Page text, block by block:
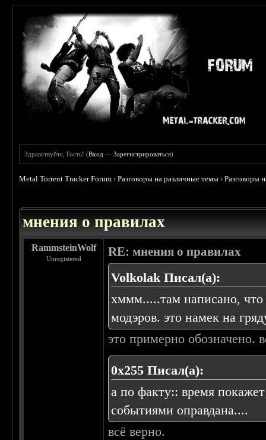
Здравствуйте, Гость! (Вход —Зарегистрироваться)
Metal Torrent Tracker Forum ›Разговоры на различные темы ›Разговоры
мнения о правилах
RammsteinWolf
Unregistered
RE: мнения о правилах
Volkolak Писал(а):
хммм.....там написано,
модэров. это намек на
это примерно обозначено.
0х255 Писал(а):
а по факту:: время
событиями оправдана....
всё верно.